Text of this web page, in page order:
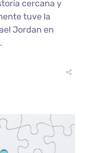
cercana y
tuve la
Jordan en